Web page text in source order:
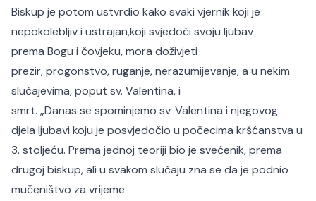
Biskup je potom ustvrdio kako svaki vjernik koji je
nepokolebljiv i ustrajan,koji svjedoči svoju ljubav
prema Bogu i čovjeku, mora doživjeti
prezir, progonstvo, ruganje, nerazumijevanje, a u nekim
slučajevima, poput sv. Valentina, i
smrt. „Danas se spominjemo sv. Valentina i njegovog
djela ljubavi koju je posvjedočio u počecima kršćanstva u
3. stoljeću. Prema jednoj teoriji bio je svećenik, prema
drugoj biskup, ali u svakom slučaju zna se da je podnio
mučeništvo za vrijeme